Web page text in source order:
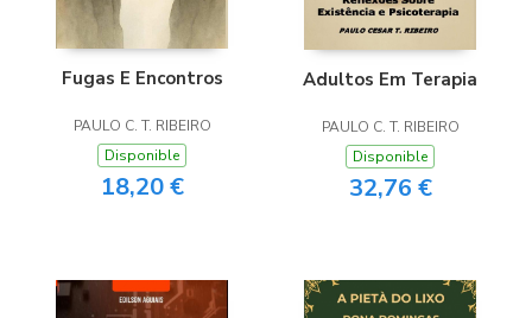
Fugas E Encontros
PAULO C. T. RIBEIRO
Disponible
18,20 €
Adultos Em Terapia
PAULO C. T. RIBEIRO
Disponible
32,76 €